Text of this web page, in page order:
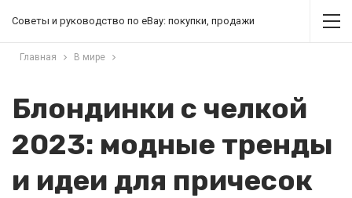
Советы и руководство по eBay: покупки, продажи
Главная В мире
Блондинки с челкой
2023: модные тренды
и идеи для причесок